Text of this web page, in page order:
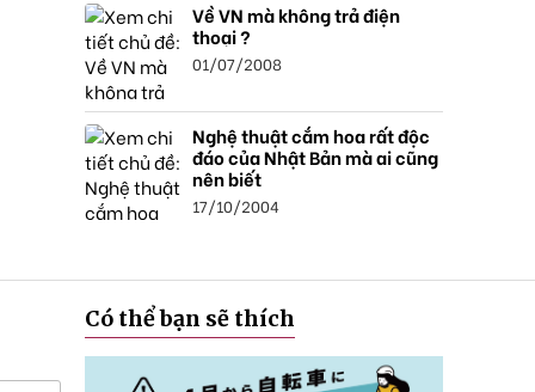
Về VN mà không trả điện
thoại ?
01/07/2008
Nghệ thuật cắm hoa rất độc
đáo của Nhật Bản mà ai cũng
nên biết
17/10/2004
Có thể bạn sẽ thích